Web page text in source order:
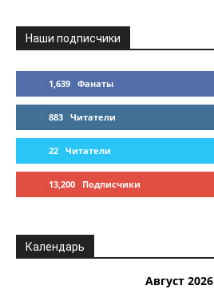
Наши подписчики
1,639 Фанаты
883 Читатели
22 Читатели
13,200 Подписчики
Календарь
Август 2026